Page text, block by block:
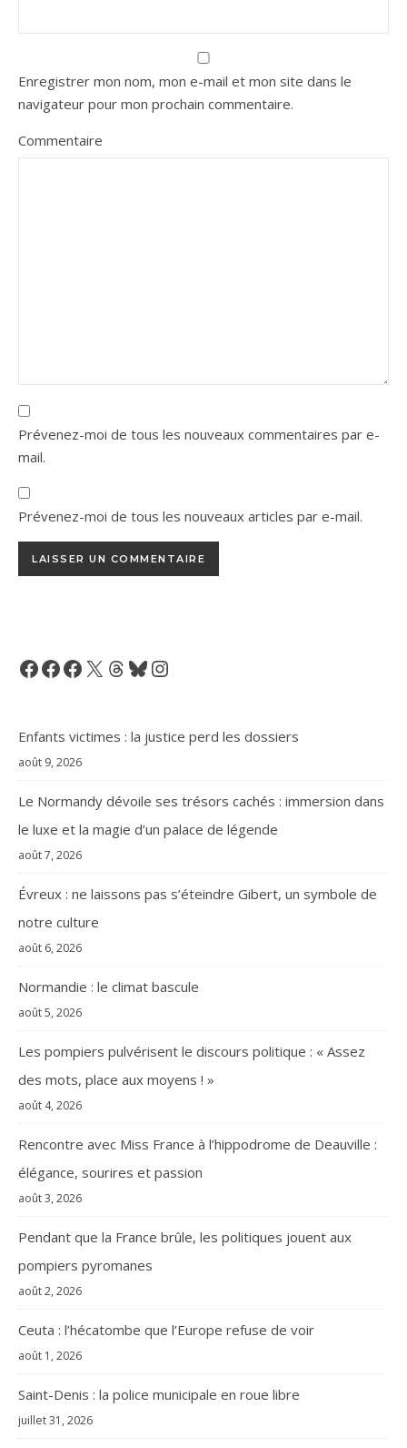
Enregistrer mon nom, mon e-mail et mon site dans le
navigateur pour mon prochain commentaire.
Commentaire
Prévenez-moi de tous les nouveaux commentaires par e-
mail.
Prévenez-moi de tous les nouveaux articles par e-mail.
Facebook
Facebook
Facebook
X Threads
BlueskyInstagram
Enfants victimes : la justice perd les dossiers
août 9, 2026
Le Normandy dévoile ses trésors cachés : immersion dans
le luxe et la magie d’un palace de légende
août 7, 2026
Évreux : ne laissons pas s’éteindre Gibert, un symbole de
notre culture
août 6, 2026
Normandie : le climat bascule
août 5, 2026
Les pompiers pulvérisent le discours politique : « Assez
des mots, place aux moyens ! »
août 4, 2026
Rencontre avec Miss France à l’hippodrome de Deauville :
élégance, sourires et passion
août 3, 2026
Pendant que la France brûle, les politiques jouent aux
pompiers pyromanes
août 2, 2026
Ceuta : l’hécatombe que l’Europe refuse de voir
août 1, 2026
Saint-Denis : la police municipale en roue libre
juillet 31, 2026